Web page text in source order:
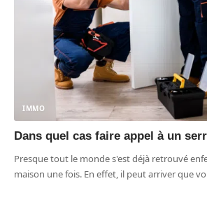
IMMO
Dans quel cas faire appel à un
Presque tout le monde s'est déjà retrouvé
maison une fois. En effet, il peut arriver que